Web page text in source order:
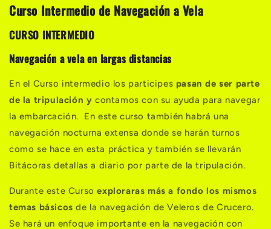
Curso Intermedio de Navegación a Vela
CURSO INTERMEDIO
Navegación a vela en largas distancias
En el Curso intermedio los participes pasan de ser parte
de la tripulación y contamos con su ayuda para navegar
la embarcación. En este curso también habrá una
navegación nocturna extensa donde se harán turnos
como se hace en esta práctica y también se llevarán
Bitácoras detallas a diario por parte de la tripulación.
Durante este Cursoexploraras más a fondo los mismos
temas básicos de la navegación de Veleros de Crucero.
Se hará un enfoque importante en la navegación con